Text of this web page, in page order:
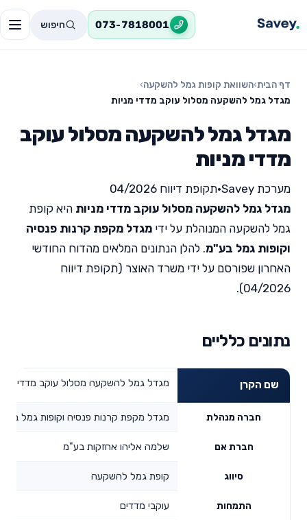
073-7818001 חיפוש
דף הבית›השוואת קופות גמל להשקעה›
מגדל גמל להשקעה מסלול עוקב מדדי מניות
מגדל גמל להשקעה מסלול עוקב
מדדי מניות
מערכת Savey •תקופת דיווח 04/2026
מגדל גמל להשקעה מסלול עוקב מדדי מניות היא קופת
גמל להשקעה המנוהלת על ידי מגדל מקפת קרנות פנסיה
וקופות גמל בע"מ. להלן הנתונים המלאים מהדוח החודשי
האחרון שפורסם על ידי משרד האוצר (תקופת דיווח
04/2026).
נתונים כלליים
שם הקרן מגדל גמל להשקעה מסלול עוקב מדדי
חברה מנהלת מגדל מקפת קרנות פנסיה וקופות גמל
חברת אם שלמה אליהו אחזקות בע"מ
סיווג קופת גמל להשקעה
התמחות עוקבי מדדים